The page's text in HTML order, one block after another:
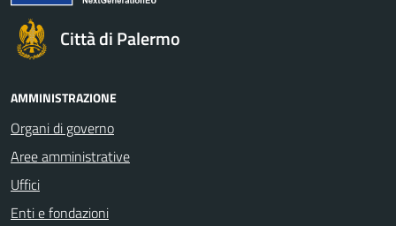
Città di Palermo
AMMINISTRAZIONE
Organi di governo
Aree amministrative
Uffici
Enti e fondazioni